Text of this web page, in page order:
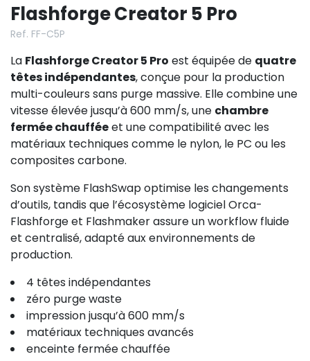
Flashforge Creator 5 Pro
Ref. FF-C5P
La Flashforge Creator 5 Pro est équipée de quatre
têtes indépendantes, conçue pour la production
multi-couleurs sans purge massive. Elle combine une
vitesse élevée jusqu’à 600 mm/s, une chambre
fermée chaufféeet une compatibilité avec les
matériaux techniques comme le nylon, le PC ou les
composites carbone.
Son système FlashSwap optimise les changements
d’outils, tandis que l’écosystème logiciel Orca-
Flashforge et Flashmaker assure un workflow fluide
et centralisé, adapté aux environnements de
production.
4 têtes indépendantes
zéro purge waste
impression jusqu’à 600 mm/s
matériaux techniques avancés
enceinte fermée chauffée